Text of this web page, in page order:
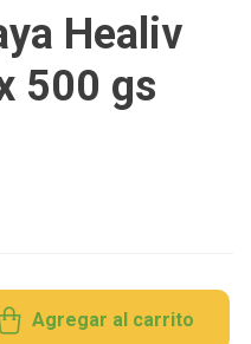
Healiv
500 gs
Agregar al carrito